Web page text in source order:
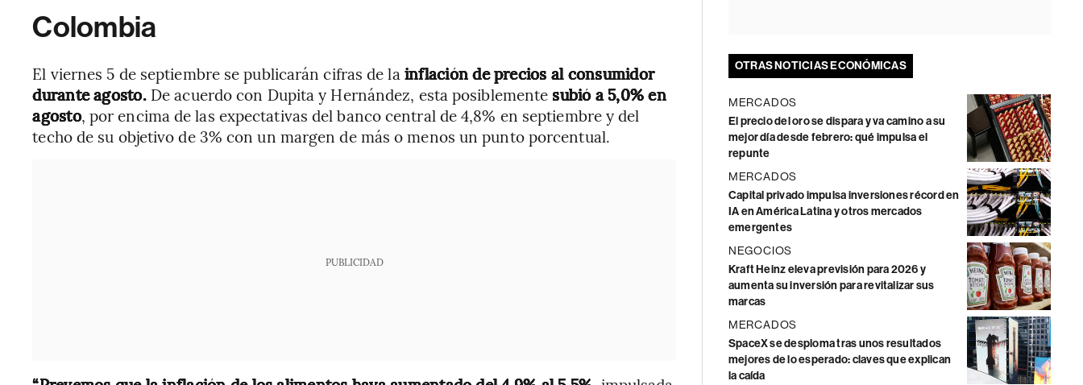
Colombia
El viernes 5 de septiembre se publicarán cifras de la inflación de precios al consumidor
durante agosto.De acuerdo con Dupita y Hernández, esta posiblemente subió a 5,0% en
agosto, por encima de las expectativas del banco central de 4,8% en septiembre y del
techo de su objetivo de 3% con un margen de más o menos un punto porcentual.
PUBLICIDAD
OTRAS NOTICIAS ECONÓMICAS
MERCADOS
El precio del oro se dispara y va camino a su
mejor día desde febrero: qué impulsa el
repunte
MERCADOS
Capital privado impulsa inversiones récord en
IA en América Latina y otros mercados
emergentes
NEGOCIOS
Kraft Heinz eleva previsión para 2026 y
aumenta su inversión para revitalizar sus
marcas
MERCADOS
SpaceX se desploma tras unos resultados
mejores de lo esperado: claves que explican
la caída